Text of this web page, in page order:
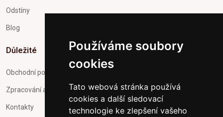
Používáme soubory
cookies
Tato webová stránka používá
cookies a další sledovací
technologie ke zlepšení vašeho
Odstíny
Blog
Důležité
Obchodní podmínky
Zpracování a ochrana osobních údajů
Kontakty